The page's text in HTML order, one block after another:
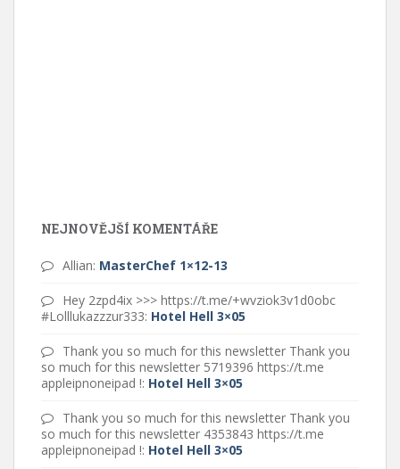
NEJNOVĚJŠÍ KOMENTÁŘE
Allian: MasterChef 1×12-13
Hey 2zpd4ix >>> https://t.me/+wvziok3v1d0obc
#Lolllukazzzur333: Hotel Hell 3×05
Thank you so much for this newsletter Thank you
so much for this newsletter 5719396 https://t.me
appleipnoneipad !: Hotel Hell 3×05
Thank you so much for this newsletter Thank you
so much for this newsletter 4353843 https://t.me
appleipnoneipad !: Hotel Hell 3×05